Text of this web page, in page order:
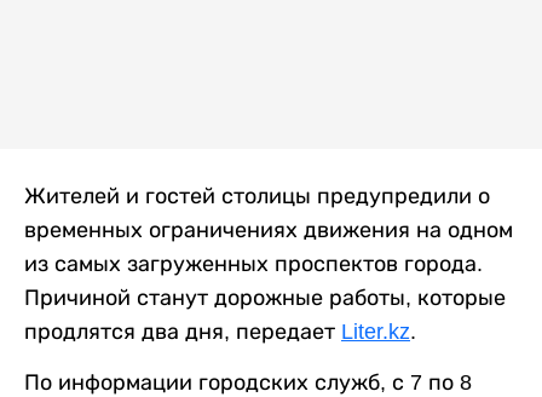
Жителей и гостей столицы предупредили о
временных ограничениях движения на одном
из самых загруженных проспектов города.
Причиной станут дорожные работы, которые
продлятся два дня, передает Liter.kz.
По информации городских служб, с 7 по 8